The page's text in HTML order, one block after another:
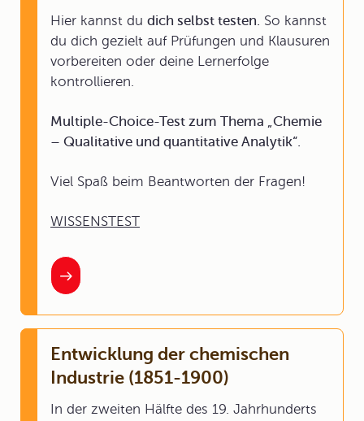
Hier kannst du dich selbst testen. So kannst
du dich gezielt auf Prüfungen und Klausuren
vorbereiten oder deine Lernerfolge
kontrollieren.
Multiple-Choice-Test zum Thema „Chemie
– Qualitative und quantitative Analytik“.
Viel Spaß beim Beantworten der Fragen!
WISSENSTEST
Entwicklung der chemischen
Industrie (1851-1900)
In der zweiten Hälfte des 19. Jahrhunderts